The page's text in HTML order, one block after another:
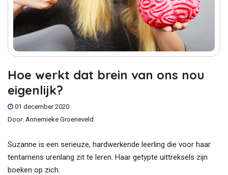
Hoe werkt dat brein van ons nou
eigenlijk?
01 december 2020
Door: Annemieke Groeneveld
Suzanne is een serieuze, hardwerkende leerling die voor haar
tentamens urenlang zit te leren. Haar getypte uittreksels zijn
boeken op zich.